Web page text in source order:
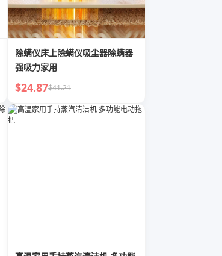
除螨仪床上除螨仪吸尘器除螨器
强吸力家用
$24.87$41.21